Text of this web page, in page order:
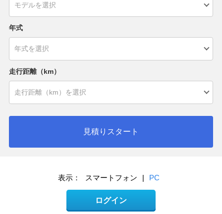
年式
走行距離（km）
見積りスタート
表示： スマートフォン | PC
ログイン